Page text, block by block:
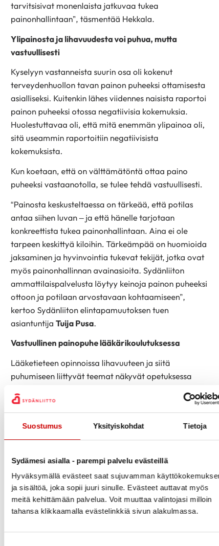
Suostumus Yksityiskohdat Tietoja
Sydämesi asialla - parempi palvelu evästeillä
Hyväksymällä evästeet saat sujuvamman
ja sisältöä, joka sopii juuri sinulle. Evästeet auttavat myös
meitä kehittämään palvelua. Voit muuttaa valintojasi milloin
tahansa klikkaamalla evästelinkkiä sivun alakulmassa.
tarvitsisivat monenlaista jatkuvaa tukea
painonhallintaan”, täsmentää Hekkala.
Ylipainosta ja lihavuudesta voi puhua, mutta
vastuullisesti
Kyselyyn vastanneista suurin osa oli kokenut
terveydenhuollon tavan painon puheeksi ottamisesta
asialliseksi. Kuitenkin lähes viidennes naisista raportoi
painon puheeksi otossa negatiivisia kokemuksia.
Huolestuttavaa oli, että mitä enemmän ylipainoa oli,
sitä useammin raportoitiin negatiivisista
kokemuksista.
Kun koetaan, että on välttämätöntä ottaa paino
puheeksi vastaanotolla, se tulee tehdä vastuullisesti.
“Painosta keskusteltaessa on tärkeää, että potilas
antaa siihen luvan – ja että hänelle tarjotaan
konkreettista tukea painonhallintaan. Aina ei ole
tarpeen keskittyä kiloihin. Tärkeämpää on huomioida
jaksaminen ja hyvinvointia tukevat tekijät, jotka ovat
myös painonhallinnan avainasioita. Sydänliiton
ammattilaispalvelusta löytyy keinoja painon puheeksi
ottoon ja potilaan arvostavaan kohtaamiseen”,
kertoo Sydänliiton elintapamuutoksen tuen
asiantuntijaTuija Pusa.
Vastuullinen painopuhe lääkärikoulutuksessa
Lääketieteen opinnoissa lihavuuteen ja siitä
puhumiseen liittyvät teemat näkyvät opetuksessa
kokonaisuuksia, joissa lihavuuteen liittyviä
näkökulmia tarkastellaan laajemmin ja
monialaisemmin.
käsitelty kuudenteen vuosikurssiin mennessä vain
satunnaisesti ja hieman ohimennen, esimerkiksi
lihavuuskirurgiaan liittyen. Iloiseksi yllätyksekseni –
juuri Sydänliiton kampanjaan osallistumiseni
kynnyksellä – meillä oli kuitenkin endokrinologiassa